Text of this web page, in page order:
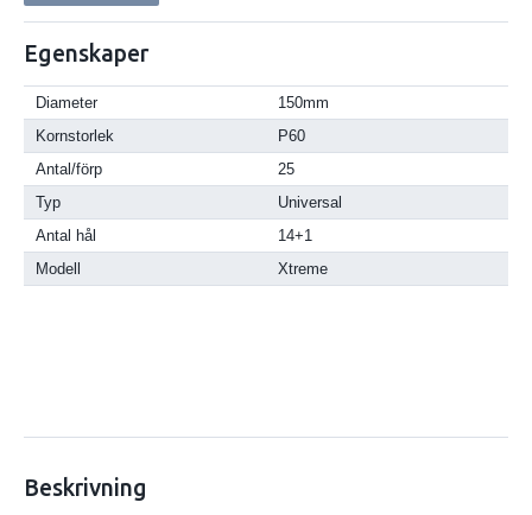
Egenskaper
Diameter
150mm
Kornstorlek
P60
Antal/förp
25
Typ
Universal
Antal hål
14+1
Modell
Xtreme
Beskrivning